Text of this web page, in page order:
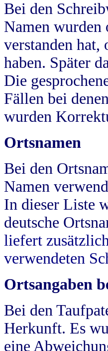
Bei den
Namen wurden
verstanden hat,
haben. Später
Die
Fällen bei
wurden
Ortsnamen
Bei den
Namen
In dieser Liste
deutsche
liefert
verwendeten
Ortsangaben
Bei den
Herkunft. Es
eine